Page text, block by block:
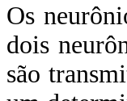
Os
dois
são